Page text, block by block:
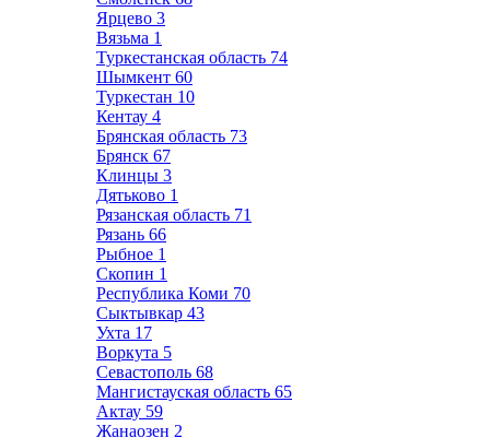
Ярцево 3
Вязьма 1
Туркестанская область 74
Шымкент 60
Туркестан 10
Кентау 4
Брянская область 73
Брянск 67
Клинцы 3
Дятьково 1
Рязанская область 71
Рязань 66
Рыбное 1
Скопин 1
Республика Коми 70
Сыктывкар 43
Ухта 17
Воркута 5
Севастополь 68
Мангистауская область 65
Актау 59
Жанаозен 2